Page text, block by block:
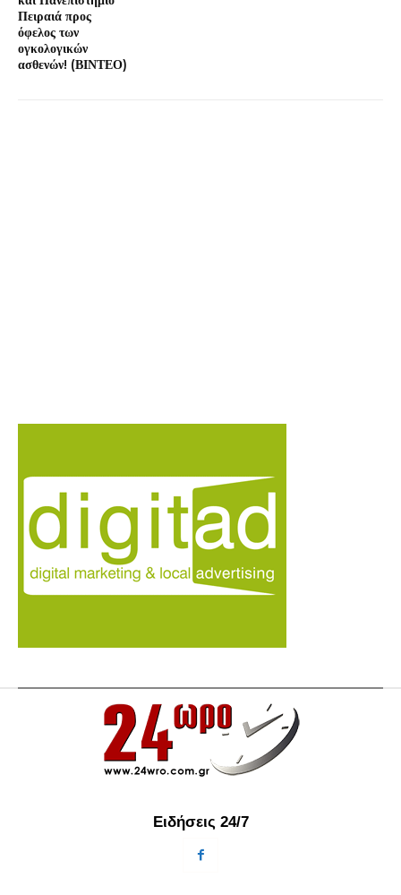
Πειραιά προς
όφελος των
ογκολογικών
ασθενών! (ΒΙΝΤΕΟ)
Ειδήσεις 24/7